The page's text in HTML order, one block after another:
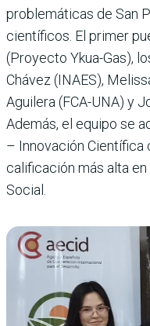
problemáticas de San
científicos. El primer
(Proyecto Ykua-Gas),
Chávez (INAES),
Aguilera (FCA-UNA) y
Además, el equipo se
– Innovación Científica
calificación más alta
Social.